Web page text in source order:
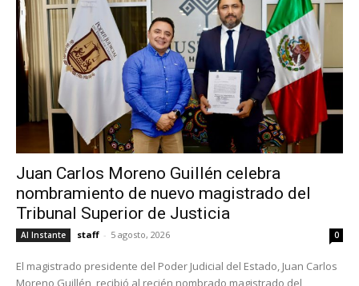
Juan Carlos Moreno Guillén celebra
nombramiento de nuevo magistrado del
Tribunal Superior de Justicia
Al Instante staff - 5 agosto, 2026 0
El magistrado presidente del Poder Judicial del Estado, Juan Carlos
Moreno Guillén, recibió al recién nombrado magistrado del